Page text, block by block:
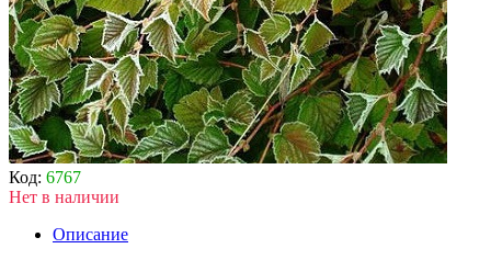
Код: 6767
Нет в наличии
Описание